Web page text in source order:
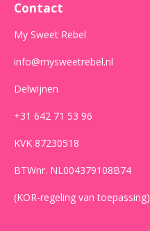
k
a
m
Contact
My Sweet Rebel
info@mysweetrebel.nl
Delwijnen
+31 642 71 53 96
KVK 87230518
BTWnr. NL004379108B74
(KOR-regeling van toepassing)